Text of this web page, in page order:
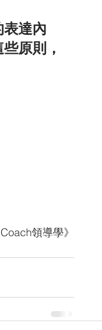
達內
原則，
領導學》